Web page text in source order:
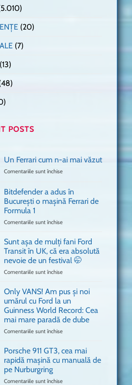
(20)
(7)
(13)
POSTS
Un Ferrari cum n-ai mai văzut
Comentariile sunt închise
Ferrari
cum
n-
Bitdefender a adus în
București o mașină Ferrari de
Formula 1
Comentariile sunt închise
a
adus
în
București
Ferrari
Formula
1
Sunt așa de mulți fani Ford
Transit în UK, că era absolută
nevoie de un festival 🤭
Comentariile sunt închise
de
mulți
fani
Ford
că
era
Only VANS! Am pus și noi
umărul cu Ford la un
Guinness World Record: Cea
mai mare paradă de dube
Comentariile sunt închise
Am
pus
Porsche 911 GT3, cea mai
rapidă mașină cu manuală de
pe Nurburgring
Comentariile sunt închise